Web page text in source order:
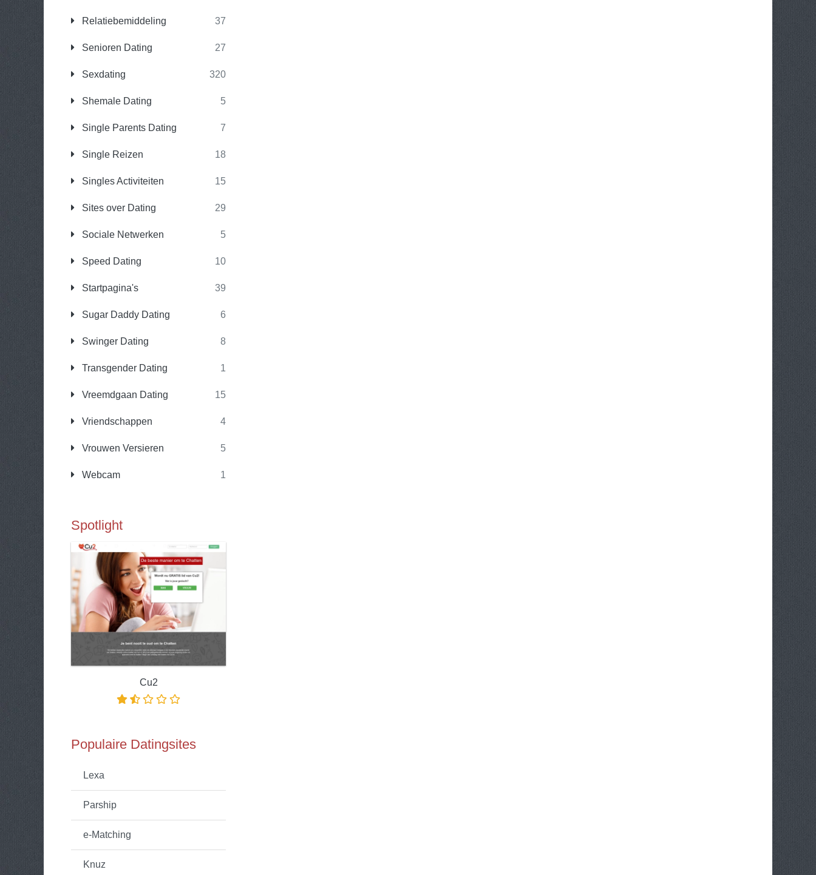
Relatiebemiddeling 37
Senioren Dating 27
Sexdating 320
Shemale Dating 5
Single Parents Dating 7
Single Reizen 18
Singles Activiteiten 15
Sites over Dating 29
Sociale Netwerken 5
Speed Dating 10
Startpagina's 39
Sugar Daddy Dating 6
Swinger Dating 8
Transgender Dating 1
Vreemdgaan Dating 15
Vriendschappen 4
Vrouwen Versieren 5
Webcam 1
Spotlight
Cu2
Populaire Datingsites
Lexa
Parship
e-Matching
Knuz